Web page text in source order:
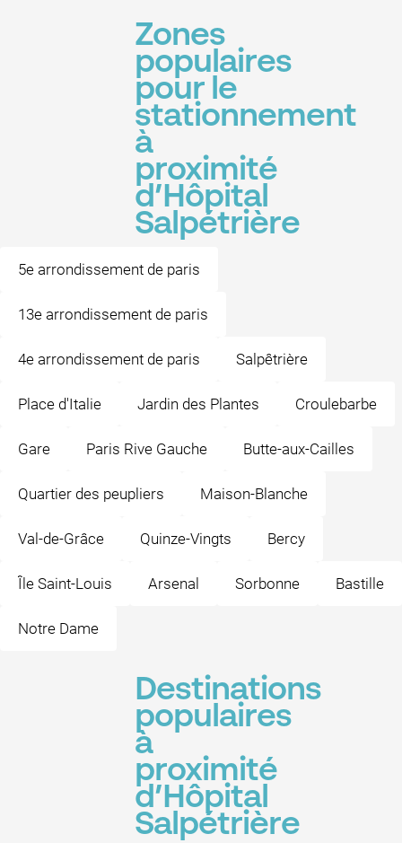
Zones
populaires
pour le
stationnement
à
proximité
d’Hôpital
Salpétrière
5e arrondissement de paris
13e arrondissement de paris
4e arrondissement de paris Salpêtrière
Place d'Italie Jardin des Plantes Croulebarbe
Gare Paris Rive Gauche Butte-aux-Cailles
Quartier des peupliers Maison-Blanche
Val-de-Grâce Quinze-Vingts Bercy
Île Saint-Louis Arsenal Sorbonne Bastille
Notre Dame
Destinations
populaires
à
proximité
d’Hôpital
Salpétrière